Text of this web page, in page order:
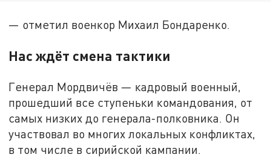
— отметил военкор Михаил Бондаренко.
Нас ждёт смена тактики
Генерал Мордвичёв — кадровый военный,
прошедший все ступеньки командования, от
самых низких до генерала-полковника. Он
участвовал во многих локальных конфликтах,
в том числе в сирийской кампании.